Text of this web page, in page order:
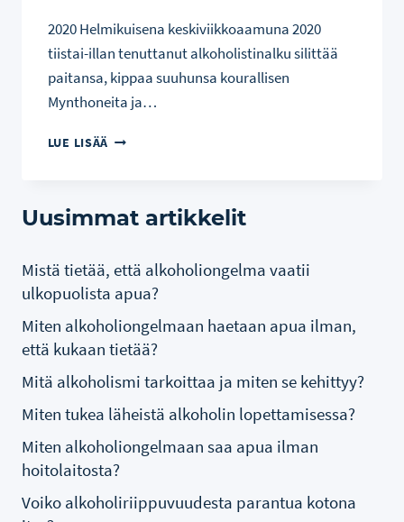
2020 Helmikuisena keskiviikkoaamuna 2020
tiistai-illan tenuttanut alkoholistinalku silittää
paitansa, kippaa suuhunsa kourallisen
Mynthoneita ja…
LUE LISÄÄ ETÄTYÖ,
Uusimmat artikkelit
Mistä tietää, että alkoholiongelma vaatii
ulkopuolista apua?
Miten alkoholiongelmaan haetaan apua ilman,
että kukaan tietää?
Mitä alkoholismi tarkoittaa ja miten se kehittyy?
Miten tukea läheistä alkoholin lopettamisessa?
Miten alkoholiongelmaan saa apua ilman
hoitolaitosta?
Voiko alkoholiriippuvuudesta parantua kotona